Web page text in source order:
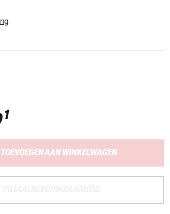
1
TOEVOEGEN AAN WINKELWAGEN